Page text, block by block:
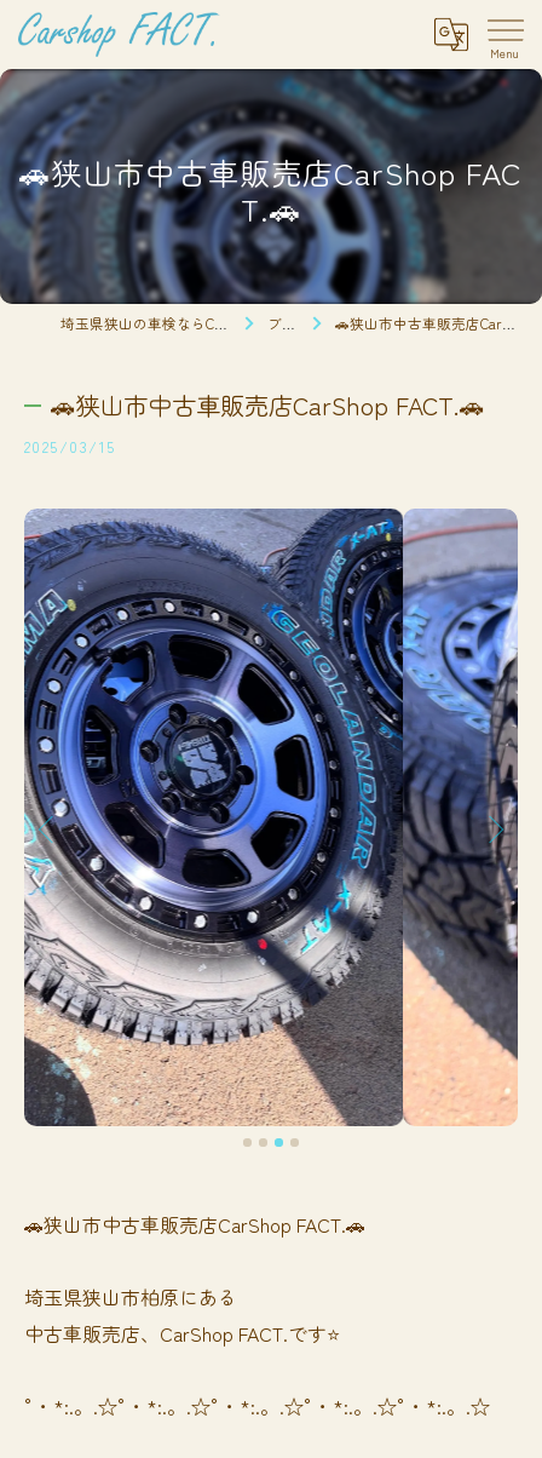
🚗狭山市中古車販売店CarShop FAC
T.🚗
ブログ 🚗狭山市中古車販売店CarShop FACT.🚗
🚗狭山市中古車販売店CarShop FACT.🚗
2025/03/15
🚗狭山市中古車販売店CarShop FACT.🚗
埼玉県狭山市柏原にある
中古車販売店、CarShop FACT.です⭐️
°・*:.。.☆°・*:.。.☆°・*:.。.☆°・*:.。.☆°・*:.。.☆